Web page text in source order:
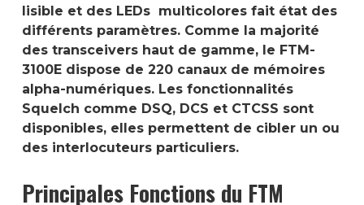
lisible et des LEDs multicolores fait état des
différents paramètres. Comme la majorité
des transceivers haut de gamme, le FTM-
3100E dispose de 220 canaux de mémoires
alpha-numériques. Les fonctionnalités
Squelch comme DSQ, DCS et CTCSS sont
disponibles, elles permettent de cibler un ou
des interlocuteurs particuliers.
Principales Fonctions du FTM